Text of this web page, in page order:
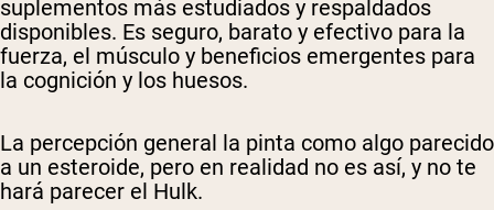
suplementos más estudiados y respaldados
disponibles. Es seguro, barato y efectivo para la
fuerza, el músculo y beneficios emergentes para
la cognición y los huesos.
La percepción general la pinta como algo parecido
a un esteroide, pero en realidad no es así, y no te
hará parecer el Hulk.